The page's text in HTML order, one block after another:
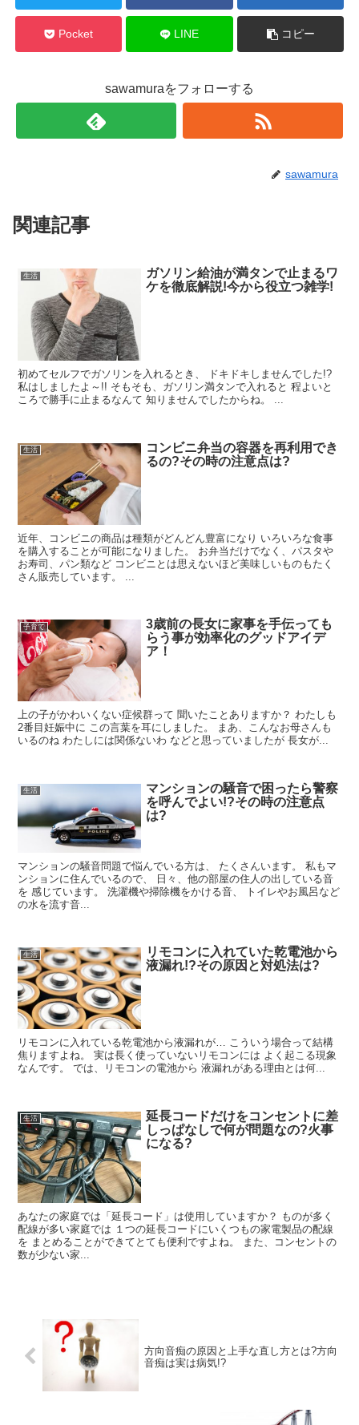
Pocket LINE コピー
sawamuraをフォローする
sawamura
関連記事
生活
ガソリン給油が満タンで止まるワ
ケを徹底解説!今から役立つ雑学!
初めてセルフでガソリンを入れるとき、 ドキドキしませんでした!?
私はしましたよ～!! そもそも、ガソリン満タンで入れると 程よいと
ころで勝手に止まるなんて 知りませんでしたからね。 ...
生活
コンビニ弁当の容器を再利用でき
るの?その時の注意点は?
近年、コンビニの商品は種類がどんどん豊富になり いろいろな食事
を購入することが可能になりました。 お弁当だけでなく、パスタや
お寿司、パン類など コンビニとは思えないほど美味しいものもたく
さん販売しています。 ...
子育て
3歳前の長女に家事を手伝っても
らう事が効率化のグッドアイデ
ア！
上の子がかわいくない症候群って 聞いたことありますか？ わたしも
2番目妊娠中に この言葉を耳にしました。 まあ、こんなお母さんも
いるのね わたしには関係ないわ などと思っていましたが 長女が...
生活
マンションの騒音で困ったら警察
を呼んでよい!?その時の注意点
は?
マンションの騒音問題で悩んでいる方は、 たくさんいます。 私もマ
ンションに住んでいるので、 日々、他の部屋の住人の出している音
を 感じています。 洗濯機や掃除機をかける音、 トイレやお風呂など
の水を流す音...
生活
リモコンに入れていた乾電池から
液漏れ!?その原因と対処法は?
リモコンに入れている乾電池から液漏れが… こういう場合って結構
焦りますよね。 実は長く使っていないリモコンには よく起こる現象
なんです。 では、リモコンの電池から 液漏れがある理由とは何...
生活
延長コードだけをコンセントに差
しっぱなしで何が問題なの?火事
になる?
あなたの家庭では「延長コード」は使用していますか？ ものが多く
配線が多い家庭では １つの延長コードにいくつもの家電製品の配線
を まとめることができてとても便利ですよね。 また、コンセントの
数が少ない家...
方向音痴の原因と上手な直し方とは?方向
音痴は実は病気!?